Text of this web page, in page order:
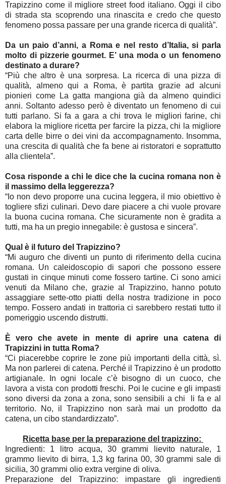
Trapizzino come il migliore street food italiano. Oggi il cibo
di strada sta scoprendo una rinascita e credo che questo
fenomeno possa passare per una grande ricerca di qualità”.
Da un paio d’anni, a Roma e nel resto d’Italia, si parla
molto di pizzerie gourmet. E’ una moda o un fenomeno
destinato a durare?
“Più che altro è una sorpresa. La ricerca di una pizza di
qualità, almeno qui a Roma, è partita grazie ad alcuni
pionieri come La gatta mangiona già da almeno quindici
anni. Soltanto adesso però è diventato un fenomeno di cui
tutti parlano. Si fa a gara a chi trova le migliori farine, chi
elabora la migliore ricetta per farcire la pizza, chi la migliore
carta delle birre o dei vini da accompagnamento. Insomma,
una crescita di qualità che fa bene ai ristoratori e soprattutto
alla clientela”.
Cosa risponde a chi le dice che la cucina romana non è
il massimo della leggerezza?
“Io non devo proporre una cucina leggera, il mio obiettivo è
togliere sfizi culinari. Devo dare piacere a chi vuole provare
la buona cucina romana. Che sicuramente non è gradita a
tutti, ma ha un pregio innegabile: è gustosa e sincera”.
Qual è il futuro del Trapizzino?
“Mi auguro che diventi un punto di riferimento della cucina
romana. Un caleidoscopio di sapori che possono essere
gustati in cinque minuti come fossero tartine. Ci sono amici
venuti da Milano che, grazie al Trapizzino, hanno potuto
assaggiare sette-otto piatti della nostra tradizione in poco
tempo. Fossero andati in trattoria ci sarebbero restati tutto il
pomeriggio uscendo distrutti.
È vero che avete in mente di aprire una catena di
Trapizzini in tutta Roma?
“Ci piacerebbe coprire le zone più importanti della città, sì.
Ma non parlerei di catena. Perché il Trapizzino è un prodotto
artigianale. In ogni locale c’è bisogno di un cuoco, che
lavora a vista con prodotti freschi. Poi le cucine e gli impasti
sono diversi da zona a zona, sono sensibili a chi li fa e al
territorio. No, il Trapizzino non sarà mai un prodotto da
catena, un cibo standardizzato”.
Ricetta base per la preparazione del trapizzino:
Ingredienti: 1 litro acqua, 30 grammi lievito naturale, 1
grammo lievito di birra, 1,3 kg farina 00, 30 grammi sale di
sicilia, 30 grammi olio extra vergine di oliva.
Preparazione del Trapizzino: impastare gli ingredienti